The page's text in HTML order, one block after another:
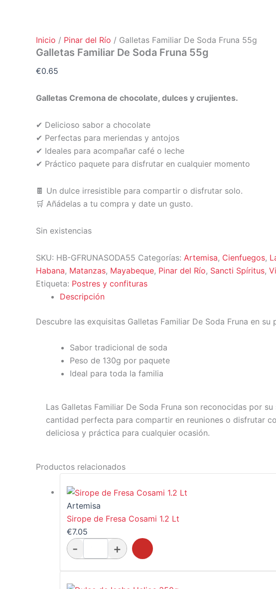
Inicio / Pinar del Río / Galletas Familiar De Soda Fruna 55g
Galletas Familiar De Soda Fruna 55g
€0.65
Galletas Cremona de chocolate, dulces y crujientes.
✔ Delicioso sabor a chocolate
✔ Perfectas para meriendas y antojos
✔ Ideales para acompañar café o leche
✔ Práctico paquete para disfrutar en cualquier momento
🍫 Un dulce irresistible para compartir o disfrutar solo.
🛒 Añádelas a tu compra y date un gusto.
Sin existencias
SKU: HB-GFRUNASODA55 Categorías: Artemisa, Cienfuegos,
Habana, Matanzas, Mayabeque, Pinar del Río, Sancti Spíritus,
Etiqueta: Postres y confituras
Descripción
Descubre las exquisitas Galletas Familiar De Soda Fruna en
Sabor tradicional de soda
Peso de 130g por paquete
Ideal para toda la familia
Las Galletas Familiar De Soda Fruna son reconocidas por
cantidad perfecta para compartir en reuniones o disfrutar
deliciosa y práctica para cualquier ocasión.
Productos relacionados
Artemisa
Sirope de Fresa Cosami 1.2 Lt
€7.05